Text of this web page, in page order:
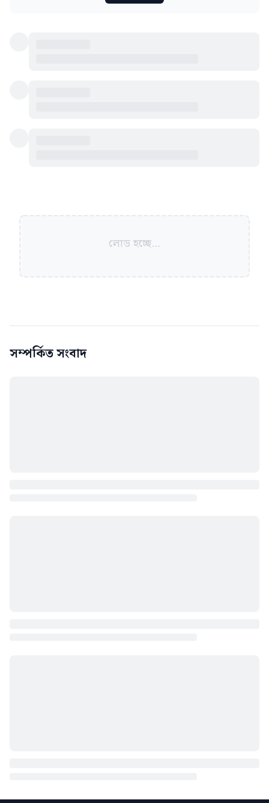
লোড হচ্ছে...
সম্পর্কিত সংবাদ